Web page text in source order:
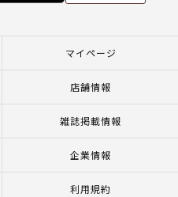
マイページ
店舗情報
雑誌掲載情報
企業情報
利用規約